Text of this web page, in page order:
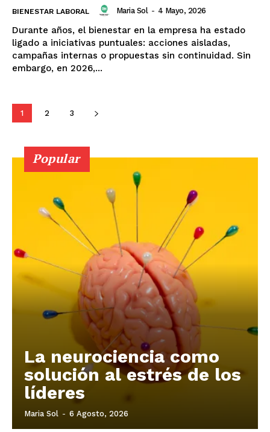
BIENESTAR LABORAL Maria Sol - 4 Mayo, 2026
Durante años, el bienestar en la empresa ha estado
ligado a iniciativas puntuales: acciones aisladas,
campañas internas o propuestas sin continuidad. Sin
embargo, en 2026,...
1 2 3
Popular
La neurociencia como
solución al estrés de los
líderes
Maria Sol - 6 Agosto, 2026